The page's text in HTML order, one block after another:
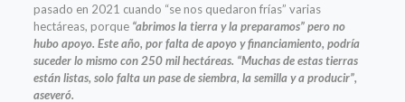
pasado en 2021 cuando “se nos quedaron frías” varias
hectáreas, porque “abrimos la tierra y la preparamos” pero no
hubo apoyo. Este año, por falta de apoyo y financiamiento, podría
suceder lo mismo con 250 mil hectáreas. “Muchas de estas tierras
están listas, solo falta un pase de siembra, la semilla y a producir”,
aseveró.